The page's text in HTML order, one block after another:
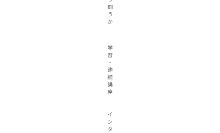
闘
う
か
学
習
・
連
続
講
座
イ
ン
タ